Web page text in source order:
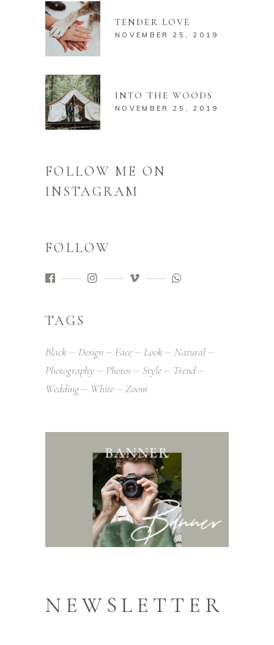
TENDER LOVE
NOVEMBER 25, 2019
INTO THE WOODS
NOVEMBER 25, 2019
FOLLOW ME ON
INSTAGRAM
FOLLOW
TAGS
Black Design Face Look
Natural
Photography
Photos Style
Trend
Wedding
White Zoom
NEWSLETTER